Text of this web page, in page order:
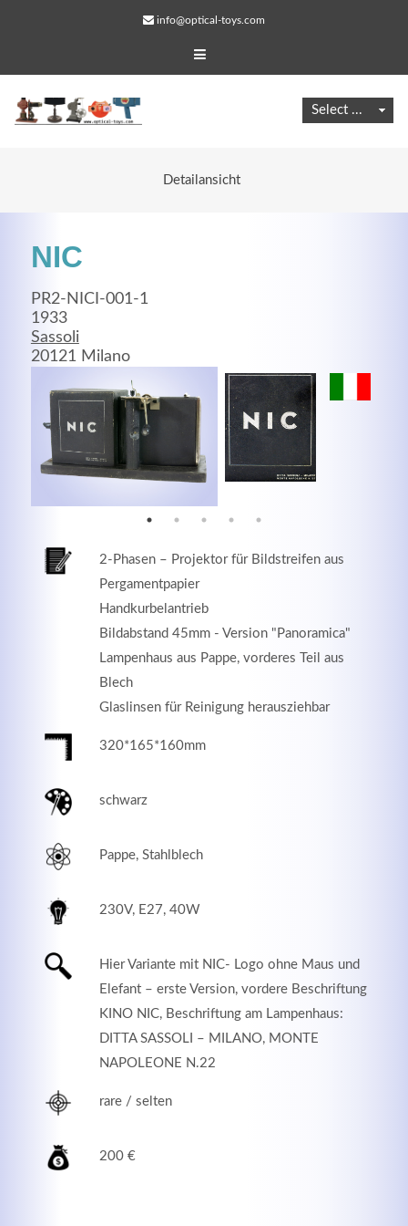
info@optical-toys.com
Detailansicht
NIC
PR2-NICI-001-1
1933
Sassoli
20121 Milano
2-Phasen – Projektor für Bildstreifen aus
Pergamentpapier
Handkurbelantrieb
Bildabstand 45mm - Version "Panoramica"
Lampenhaus aus Pappe, vorderes Teil aus
Blech
Glaslinsen für Reinigung herausziehbar
320*165*160mm
schwarz
Pappe, Stahlblech
230V, E27, 40W
Hier Variante mit NIC- Logo ohne Maus und
Elefant – erste Version, vordere Beschriftung
KINO NIC, Beschriftung am Lampenhaus:
DITTA SASSOLI – MILANO, MONTE
NAPOLEONE N.22
rare / selten
200 €
Lorem ipsum dolor sit amet, consectetuer adipiscing
elit. Aenean commodo ligula eget dolor.
MEHR INFOS
Good Service
Lorem ipsum dolor sit amet, consectetuer adipiscing
Lorem ipsum dolor sit amet, consectetuer adipiscing